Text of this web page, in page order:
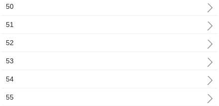
50
51
52
53
54
55